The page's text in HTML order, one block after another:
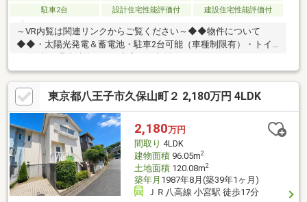
駐車2台
設計住宅性能評価付 建設住宅性能評価付
～VR内覧は関連リンクからご覧ください～◆◆物件について
◆◆・太陽光発電＆蓄電池・駐車2台可能（車種制限有）・トイ
ァミリークロークなど）・南庭◆◆保証について◆◆・住宅検
済・瑕疵保険付・設備保障付き・住宅履歴付・24時間コールセン
ター
東京都八王子市久保山町２ 2,180万円 4LDK
2,180万円
間取り 4LDK
建物面積96.05m2
土地面積120.08m2
築年月 1987年8月(築39年1ヶ月)
ＪＲ八高線 小宮駅 徒歩17分